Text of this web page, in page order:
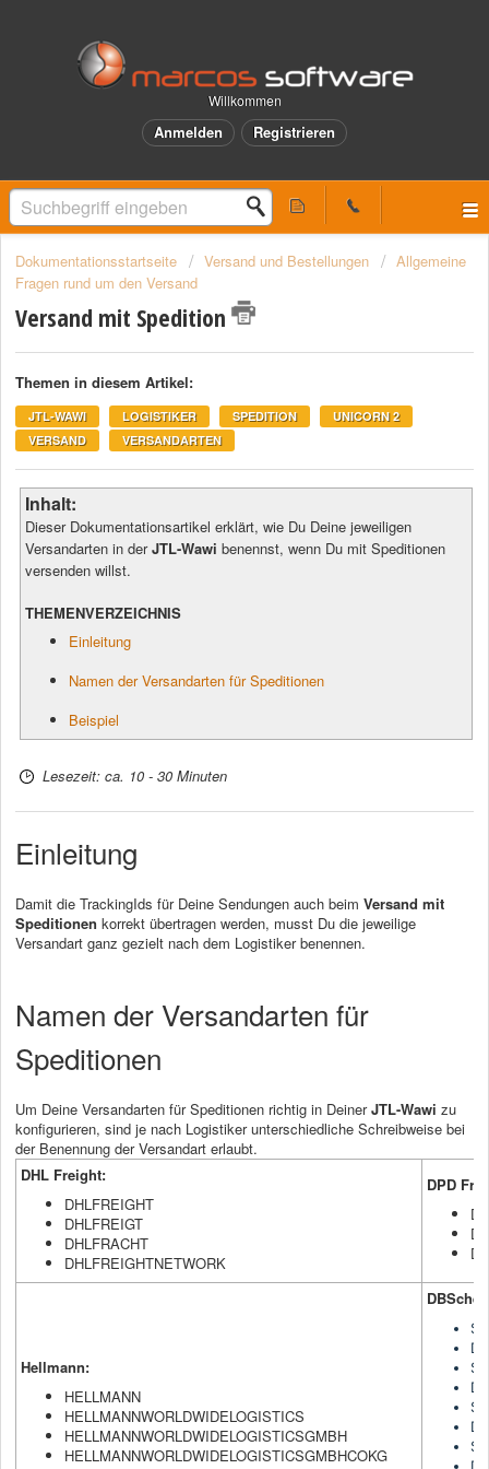
Willkommen
Anmelden Registrieren
Dokumentationsstartseite Versand und Bestellungen
Allgemeine
Fragen rund um den Versand
Versand mit Spedition
Themen in diesem Artikel:
JTL-WAWI LOGISTIKER SPEDITION
UNICORN 2
VERSAND
VERSANDARTEN
Inhalt:
Dieser Dokumentationsartikel erklärt, wie Du Deine jeweiligen
Versandarten in derJTL-Wawi benennst, wenn Du mit Speditionen
versenden willst.
THEMENVERZEICHNIS
Einleitung
Namen der Versandarten für Speditionen
Beispiel
Lesezeit: ca. 10 - 30 Minuten
Einleitung
Damit die TrackingIds für Deine Sendungen auch beim Versand mit
Speditionen korrekt übertragen werden, musst Du die jeweilige
Versandart ganz gezielt nach dem Logistiker benennen.
Namen der Versandarten für
Speditionen
Um Deine Versandarten für Speditionen richtig in DeinerJTL-Wawi zu
konfigurieren, sind je nach Logistiker unterschiedliche Schreibweise bei
der Benennung der Versandart erlaubt.
DHL Freight:
DHLFREIGHT
DHLFREIGT
DHLFRACHT
DHLFREIGHTNETWORK
DPD
Hellmann:
HELLMANN
HELLMANNWORLDWIDELOGISTICS
HELLMANNWORLDWIDELOGISTICSGMBH
HELLMANNWORLDWIDELOGISTICSGMBHCOKG